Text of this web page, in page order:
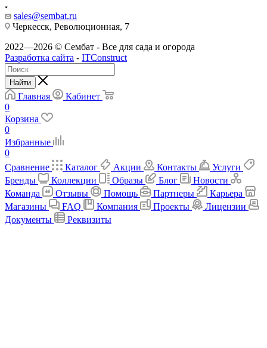
sales@sembat.ru
Черкесск, Революционная, 7
2022—2026 © Сембат - Все для сада и огорода
Разработка сайта - ITConstruct
Найти
Главная
Кабинет
0
Корзина
0
Избранные
0
Сравнение
Каталог Акции Контакты
Услуги
Бренды
Коллекции Образы Блог
Новости
Команда
Отзывы Помощь Партнеры
Карьера
Магазины
FAQ Компания Проекты
Лицензии
Документы
Реквизиты